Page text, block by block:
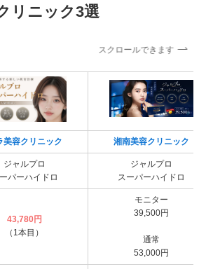
リニック3選
スクロールできます
美容クリニック 湘南美容クリニック
ジャルプロ
パーハイドロ
ジャルプロ
スーパーハイドロ
43,780円
（1本目）
モニター
39,500円
通常
53,000円